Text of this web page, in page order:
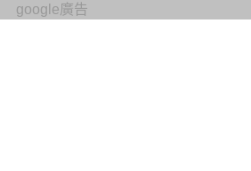
google廣告